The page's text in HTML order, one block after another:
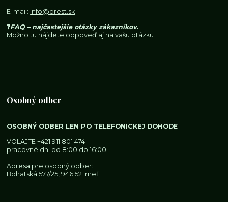
E-mail: info@brest.sk
❓FAQ – najčastejšie otázky zákazníkov.
Možno tu nájdete odpoveď aj na vašu otázku
Osobný odber
OSOBNÝ ODBER LEN PO TELEFONICKEJ DOHODE
VOLAJTE+421 911 801 474
pracovné dni od 8:00 do 16:00
Adresa pre osobný odber:
Bohatská 577/25, 946 52 Imeľ